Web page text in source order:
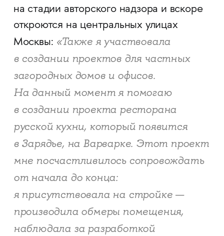
на стадии авторского надзора и вскоре
откроются на центральных улицах
Москвы: «Также я участвовала
в создании проектов для частных
загородных домов и офисов.
На данный момент я помогаю
в создании проекта ресторана
русской кухни, который появится
в Зарядье, на Варварке. Этот проект
мне посчастливилось сопровождать
от начала до конца:
я присутствовала на стройке —
производила обмеры помещения,
наблюдала за разработкой